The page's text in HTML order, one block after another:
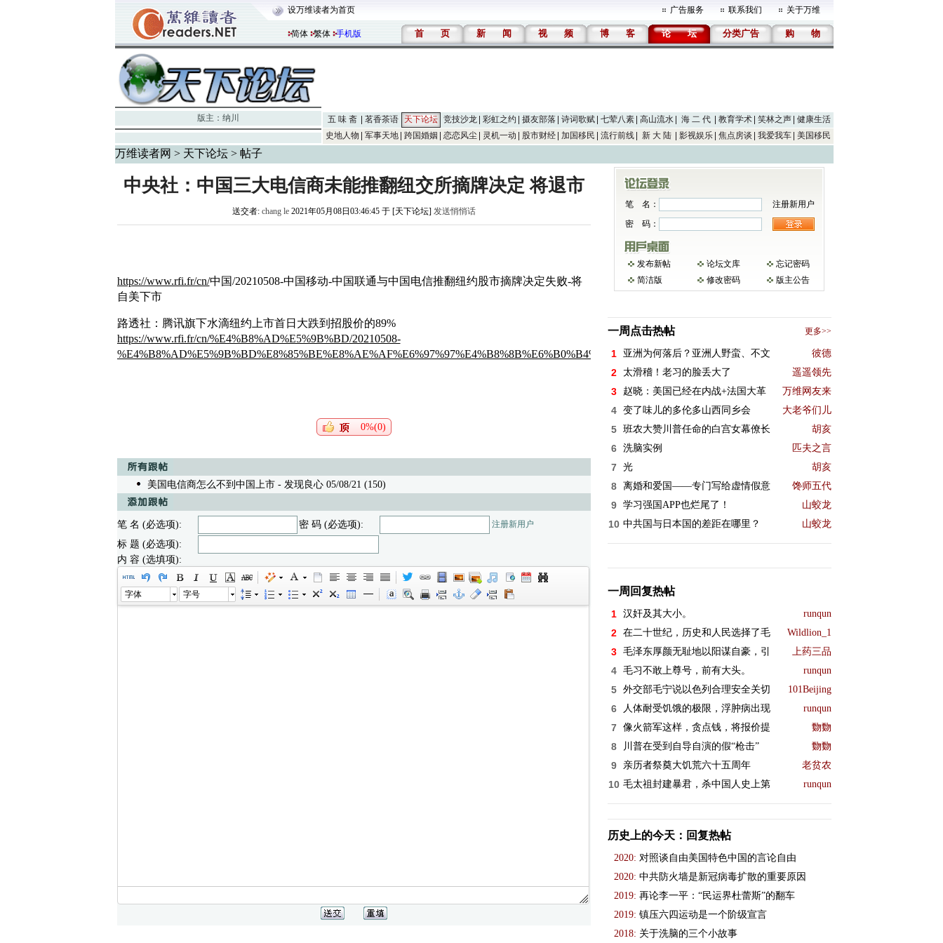
设万维读者为首页 广告服务 联系我们 关于万维
简体 繁体 手机版 首 页 新 闻 视 频 博 客 论 坛 分类广告 购 物
版主： 纳川 五 味 斋 茗香茶语 天下论坛 竞技沙龙 彩虹之约 摄友部落 诗词歌赋 七荤八素 高山流水 海 二 代 教育学术 笑林之声
健康生活
史地人物
军事天地 跨国婚姻 恋恋风尘 灵机一动 股市财经 加国移民 流行前线 新 大 陆 影视娱乐 焦点房谈 我爱我车 美国移民
万维读者网 > 天下论坛> 帖子
中央社：中国三大电信商未能推翻纽交所摘牌决定 将退市
送交者: chang le2021年05月08日03:46:45 于 [天下论坛] 发送悄悄话
https://www.rfi.fr/cn/中国/20210508-中国移动-中国联通与中国电信推翻纽约股市摘牌决定失败-将
自美下市
路透社：腾讯旗下水滴纽约上市首日大跌到招股价的89%
https://www.rfi.fr/cn/%E4%B8%AD%E5%9B%BD/20210508-
0%(0)
美国电信商怎么不到中国上市- 发现良心 05/08/21 (150)
笔 名 (必选项): 密 码 (必选项): 注册新用户
标 题 (必选项):
内 容 (选填项):
字体 字号
笔 名：
注册新用户
密 码：
发布新帖 论坛文库
忘记密码
简洁版
修改密码 版主公告
一周点击热帖 更多>>
1 亚洲为何落后？亚洲人野蛮、不文 彼德
2 太滑稽！老习的脸丢大了 遥遥领先
3 赵晓：美国已经在内战+法国大革 万维网友来
4 变了味儿的多伦多山西同乡会 大老爷们儿
5 班农大赞川普任命的白宫女幕僚长 胡亥
6 洗脑实例 匹夫之言
7 光 胡亥
8 离婚和爱国——专门写给虚情假意 馋师五代
9 学习强国APP也烂尾了！ 山蛟龙
10 中共国与日本国的差距在哪里？ 山蛟龙
一周回复热帖
1 汉奸及其大小。 runqun
2 在二十世纪，历史和人民选择了毛 Wildlion_1
3 毛泽东厚颜无耻地以阳谋自豪，引 上药三品
4 毛习不敢上尊号，前有大头。 runqun
5 外交部毛宁说以色列合理安全关切 101Beijing
6 人体耐受饥饿的极限，浮肿病出现 runqun
7 像火箭军这样，贪点钱，将报价提 覅覅
8 川普在受到自导自演的假“枪击” 覅覅
9 亲历者祭奠大饥荒六十五周年 老贫农
10 毛太祖封建暴君，杀中国人史上第 runqun
历史上的今天：回复热帖
2020: 对照谈自由美国特色中国的言论自由
2020: 中共防火墙是新冠病毒扩散的重要原因
2019: 再论李一平：“民运界杜蕾斯”的翻车
2019: 镇压六四运动是一个阶级宣言
2018: 关于洗脑的三个小故事